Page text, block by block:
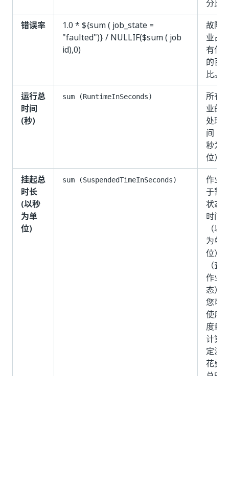
分比
错误率
1.0 * ${sum ( job_state =
"faulted")} / NULLIF($sum ( job
id),0)
故障
业占
有作
的百
比。
运行总
时间
(秒)
sum (RuntimeInSeconds)
所有
业的
处理
间（
秒为
位）
挂起总
时长
(以秒
为单
位)
sum (SuspendedTimeInSeconds)
作业
于暂
状态
时间
（以
为单
位）
（查
作业
态）
您可
使用
度量
计算
定流
花费
总时